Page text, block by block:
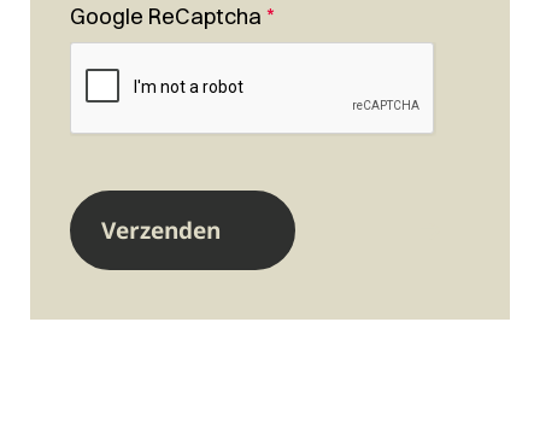
Google ReCaptcha *